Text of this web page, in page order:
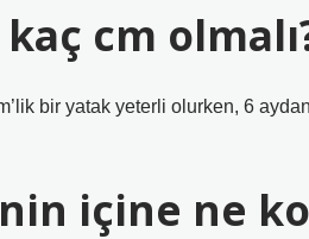
cm
bir yatak yeterli olurken, 6
içine ne